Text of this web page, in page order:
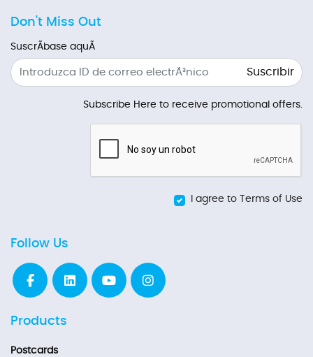
Don't Miss Out
SuscrÃ­base aquÃ­
Suscribir
Subscribe Here to receive promotional offers.
I agree to Terms of Use
Follow Us
Products
Postcards